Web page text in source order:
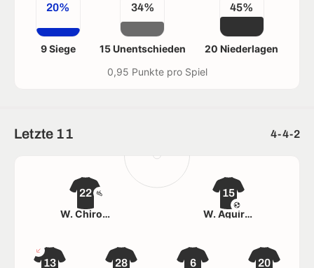
20%
9 Siege
34%
15 Unentschieden
45%
20 Niederlagen
0,95 Punkte pro Spiel
Letzte 11 4-4-2
13
28
6
20
22
W. Chiroque
15
W. Aguirre